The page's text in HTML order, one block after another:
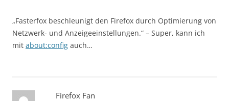
„Fasterfox beschleunigt den Firefox durch Optimierung von
Netzwerk- und Anzeigeeinstellungen.“ – Super, kann ich
mit about:config auch…
Firefox Fan